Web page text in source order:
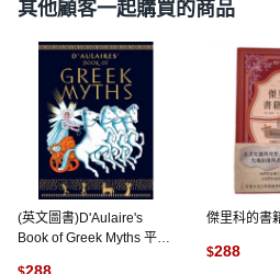
其他顧客一起購買的商品
(英文圖書)D'Aulaire's
Book of Greek Myths 平裝
傑里科的書
$288